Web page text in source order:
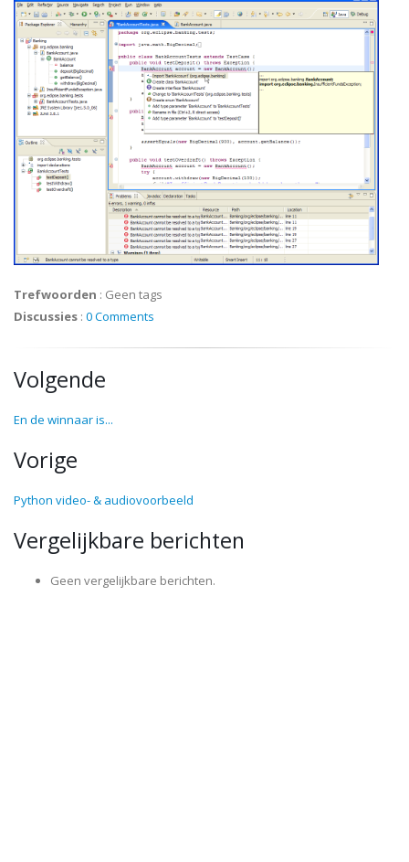
Trefwoorden : Geen tags
Discussies : 0 Comments
Volgende
En de winnaar is...
Vorige
Python video- & audiovoorbeeld
Vergelijkbare berichten
Geen vergelijkbare berichten.